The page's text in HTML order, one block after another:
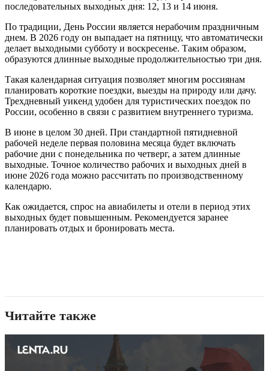
последовательных выходных дня: 12, 13 и 14 июня.
По традиции, День России является нерабочим праздничным
днем. В 2026 году он выпадает на пятницу, что автоматически
делает выходными субботу и воскресенье. Таким образом,
образуются длинные выходные продолжительностью три дня.
Такая календарная ситуация позволяет многим россиянам
планировать короткие поездки, выезды на природу или дачу.
Трехдневный уикенд удобен для туристических поездок по
России, особенно в связи с развитием внутреннего туризма.
В июне в целом 30 дней. При стандартной пятидневной
рабочей неделе первая половина месяца будет включать
рабочие дни с понедельника по четверг, а затем длинные
выходные. Точное количество рабочих и выходных дней в
июне 2026 года можно рассчитать по производственному
календарю.
Как ожидается, спрос на авиабилеты и отели в период этих
выходных будет повышенным. Рекомендуется заранее
планировать отдых и бронировать места.
Читайте также